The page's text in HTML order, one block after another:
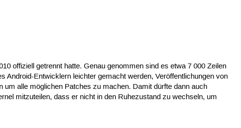
offiziell getrennt hatte. Genau genommen sind es etwa 7 000 Zeilen
Android-Entwicklern leichter gemacht werden, Veröffentlichungen von
alle möglichen Patches zu machen. Damit dürfte dann auch
mitzuteilen, dass er nicht in den Ruhezustand zu wechseln, um